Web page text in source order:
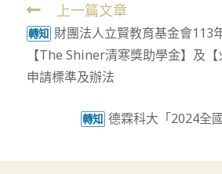
Read
more
articles
上一篇文章
轉知 財團法人立賢教育基金會113
【The Shiner清寒獎助學金】及【
申請標準及辦法
轉知 德霖科大「2024全